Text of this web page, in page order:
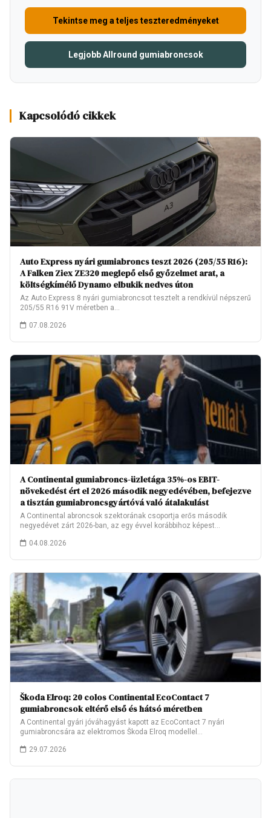
Tekintse meg a teljes teszteredményeket
Legjobb Allround gumiabroncsok
Kapcsolódó cikkek
Auto Express nyári gumiabroncs teszt 2026 (205/55 R16):
A Falken Ziex ZE320 meglepő első győzelmet arat, a
költségkímélő Dynamo elbukik nedves úton
Az Auto Express 8 nyári gumiabroncsot tesztelt a rendkívül népszerű
205/55 R16 91V méretben a…
07.08.2026
A Continental gumiabroncs-üzletága 35%-os EBIT-
növekedést ért el 2026 második negyedévében, befejezve
a tisztán gumiabroncsgyártóvá való átalakulást
A Continental abroncsok szektorának csoportja erős második
negyedévet zárt 2026-ban, az egy évvel korábbihoz képest…
04.08.2026
Škoda Elroq: 20 colos Continental EcoContact 7
gumiabroncsok eltérő első és hátsó méretben
A Continental gyári jóváhagyást kapott az EcoContact 7 nyári
gumiabroncsára az elektromos Škoda Elroq modellel…
29.07.2026